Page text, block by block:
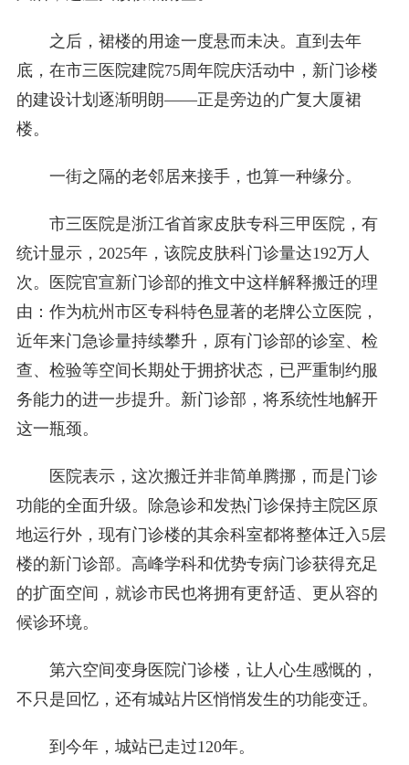
之后，裙楼的用途一度悬而未决。直到去年
底，在市三医院建院75周年院庆活动中，新门诊楼
的建设计划逐渐明朗——正是旁边的广复大厦裙
楼。
一街之隔的老邻居来接手，也算一种缘分。
市三医院是浙江省首家皮肤专科三甲医院，有
统计显示，2025年，该院皮肤科门诊量达192万人
次。医院官宣新门诊部的推文中这样解释搬迁的理
由：作为杭州市区专科特色显著的老牌公立医院，
近年来门急诊量持续攀升，原有门诊部的诊室、检
查、检验等空间长期处于拥挤状态，已严重制约服
务能力的进一步提升。新门诊部，将系统性地解开
这一瓶颈。
医院表示，这次搬迁并非简单腾挪，而是门诊
功能的全面升级。除急诊和发热门诊保持主院区原
地运行外，现有门诊楼的其余科室都将整体迁入5层
楼的新门诊部。高峰学科和优势专病门诊获得充足
的扩面空间，就诊市民也将拥有更舒适、更从容的
候诊环境。
第六空间变身医院门诊楼，让人心生感慨的，
不只是回忆，还有城站片区悄悄发生的功能变迁。
到今年，城站已走过120年。